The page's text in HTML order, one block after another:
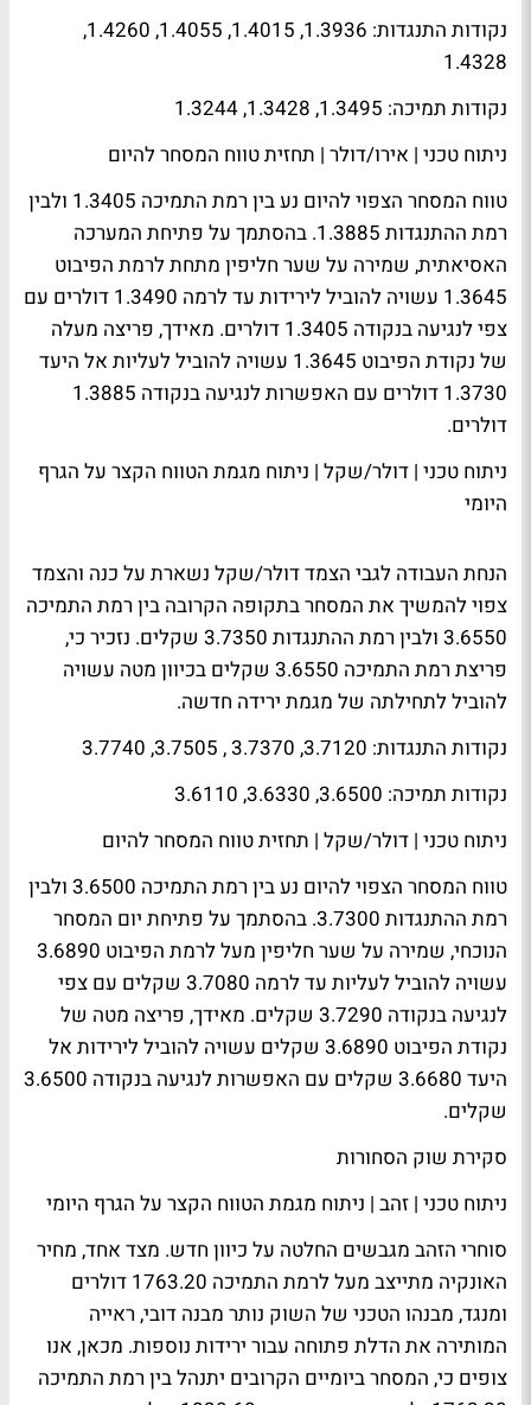
נקודות התנגדות: 1.3936, 1.4015, 1.4055, 1.4260,
1.4328
נקודות תמיכה: 1.3495, 1.3428, 1.3244
ניתוח טכני | אירו/דולר | תחזית טווח המסחר להיום
טווח המסחר הצפוי להיום נע בין רמת התמיכה 1.3405 ולבין
רמת ההתנגדות 1.3885. בהסתמך על פתיחת המערכה
האסיאתית, שמירה על שער חליפין מתחת לרמת הפיבוט
1.3645 עשויה להוביל לירידות עד לרמה 1.3490 דולרים עם
צפי לנגיעה בנקודה 1.3405 דולרים. מאידך, פריצה מעלה
של נקודת הפיבוט 1.3645 עשויה להוביל לעליות אל היעד
1.3730 דולרים עם האפשרות לנגיעה בנקודה 1.3885
דולרים.
ניתוח טכני | דולר/שקל | ניתוח מגמת הטווח הקצר על הגרף
היומי
הנחת העבודה לגבי הצמד דולר/שקל נשארת על כנה והצמד
צפוי להמשיך את המסחר בתקופה הקרובה בין רמת התמיכה
3.6550 ולבין רמת ההתנגדות 3.7350 שקלים. נזכיר כי,
פריצת רמת התמיכה 3.6550 שקלים בכיוון מטה עשויה
להוביל לתחילתה של מגמת ירידה חדשה.
נקודות התנגדות: 3.7120, 3.7370 , 3.7505, 3.7740
נקודות תמיכה: 3.6500, 3.6330, 3.6110
ניתוח טכני | דולר/שקל | תחזית טווח המסחר להיום
טווח המסחר הצפוי להיום נע בין רמת התמיכה 3.6500 ולבין
רמת ההתנגדות 3.7300. בהסתמך על פתיחת יום המסחר
הנוכחי, שמירה על שער חליפין מעל לרמת הפיבוט 3.6890
עשויה להוביל לעליות עד לרמה 3.7080 שקלים עם צפי
לנגיעה בנקודה 3.7290 שקלים. מאידך, פריצה מטה של
נקודת הפיבוט 3.6890 שקלים עשויה להוביל לירידות אל
היעד 3.6680 שקלים עם האפשרות לנגיעה בנקודה 3.6500
שקלים.
סקירת שוק הסחורות
ניתוח טכני | זהב | ניתוח מגמת הטווח הקצר על הגרף היומי
סוחרי הזהב מגבשים החלטה על כיוון חדש. מצד אחד, מחיר
האונקיה מתייצב מעל לרמת התמיכה 1763.20 דולרים
ומנגד, מבנהו הטכני של השוק נותר מבנה דובי, ראייה
המותירה את הדלת פתוחה עבור ירידות נוספות. מכאן, אנו
צופים כי, המסחר ביומיים הקרובים יתנהל בין רמת התמיכה